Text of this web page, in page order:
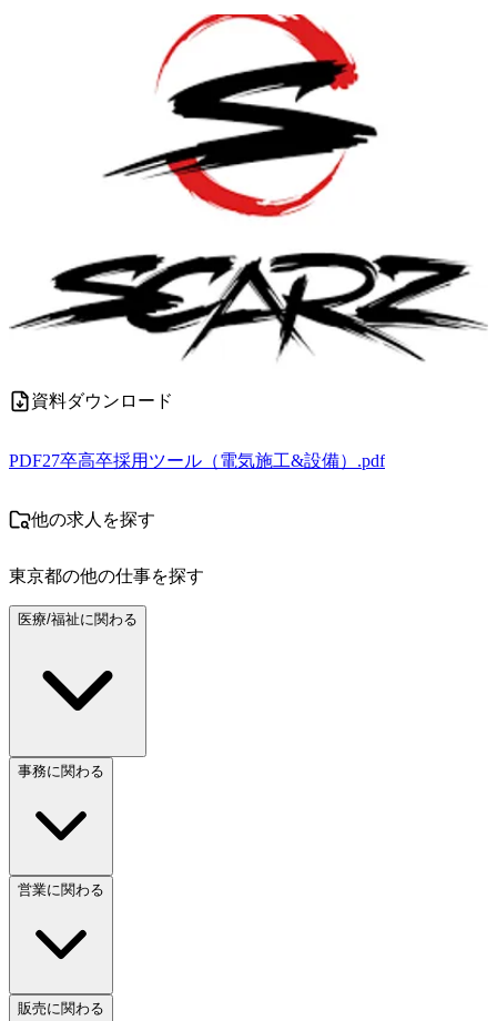
資料ダウンロード
PDF27卒高卒採用ツール（電気施工&設備）.pdf
他の求人を探す
東京都の他の仕事を探す
医療/福祉に関わる
事務に関わる
営業に関わる
販売に関わる